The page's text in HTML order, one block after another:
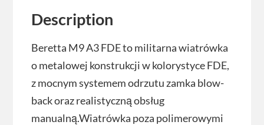
Description
Beretta M9 A3 FDE to militarna wiatrówka
o metalowej konstrukcji w kolorystyce FDE,
z mocnym systemem odrzutu zamka blow-
back oraz realistyczną obsług
manualną.Wiatrówka poza polimerowymi